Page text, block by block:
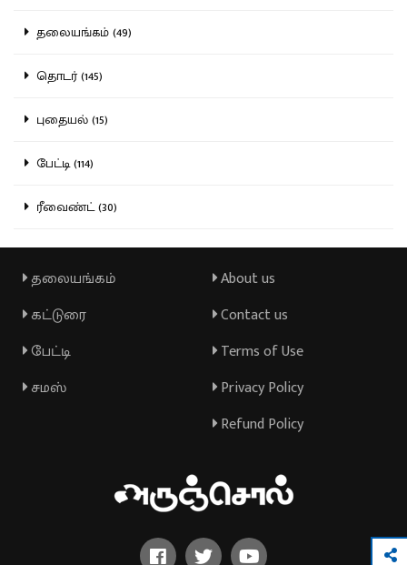
தலையங்கம் (49)
தொடர் (145)
புதையல் (15)
பேட்டி (114)
ரீவைண்ட் (30)
தலையங்கம்
கட்டுரை
பேட்டி
சமஸ்
About us
Contact us
Terms of Use
Privacy Policy
Refund Policy